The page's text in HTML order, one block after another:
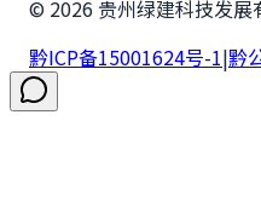
© 2026 贵州绿建科技发展
黔ICP备15001624号-1|黔